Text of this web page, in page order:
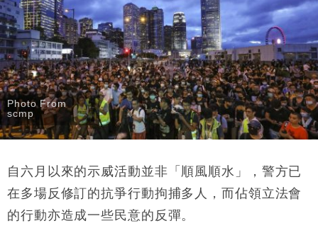
Photo From
scmp
自六月以來的示威活動並非「順風順水」，警方已
在多場反修訂的抗爭行動拘捕多人，而佔領立法會
的行動亦造成一些民意的反彈。